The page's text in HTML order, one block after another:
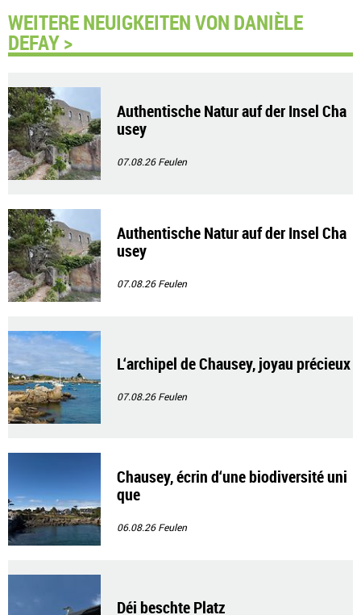
WEITERE NEUIGKEITEN VON DANIÈLE
DEFAY >
Authentische Natur auf der Insel Cha
usey
07.08.26Feulen
Authentische Natur auf der Insel Cha
usey
07.08.26Feulen
L‘archipel de Chausey, joyau précieux
07.08.26Feulen
Chausey, écrin d‘une biodiversité uni
que
06.08.26Feulen
Déi beschte Platz